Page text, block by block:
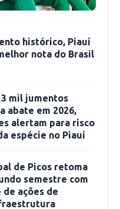
histórico, Piauí
nota do Brasil
3 mil jumentos
abate em 2026,
alertam para risco
espécie no Piauí
de Picos retoma
semestre com
ações de